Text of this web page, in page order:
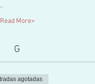
Read More>
G
agotadas